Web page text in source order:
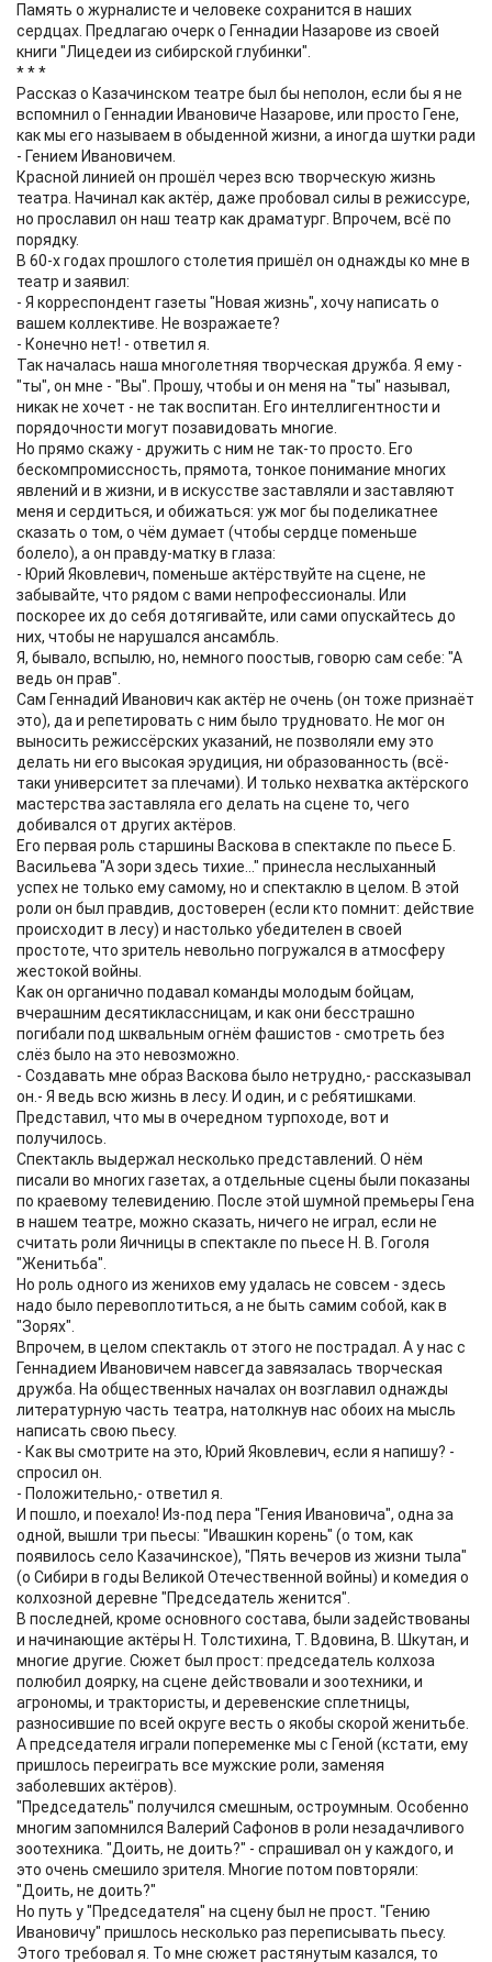
Память о журналисте и человеке сохранится в наших
сердцах. Предлагаю очерк о Геннадии Назарове из своей
книги "Лицедеи из сибирской глубинки".
* * *
Рассказ о Казачинском театре был бы неполон, если бы я не
вспомнил о Геннадии Ивановиче Назарове, или просто Гене,
как мы его называем в обыденной жизни, а иногда шутки ради
- Гением Ивановичем.
Красной линией он прошёл через всю творческую жизнь
театра. Начинал как актёр, даже пробовал силы в режиссуре,
но прославил он наш театр как драматург. Впрочем, всё по
порядку.
В 60-х годах прошлого столетия пришёл он однажды ко мне в
театр и заявил:
- Я корреспондент газеты "Новая жизнь", хочу написать о
вашем коллективе. Не возражаете?
- Конечно нет! - ответил я.
Так началась наша многолетняя творческая дружба. Я ему -
"ты", он мне - "Вы". Прошу, чтобы и он меня на "ты" называл,
никак не хочет - не так воспитан. Его интеллигентности и
порядочности могут позавидовать многие.
Но прямо скажу - дружить с ним не так-то просто. Его
бескомпромиссность, прямота, тонкое понимание многих
явлений и в жизни, и в искусстве заставляли и заставляют
меня и сердиться, и обижаться: уж мог бы поделикатнее
сказать о том, о чём думает (чтобы сердце поменьше
болело), а он правду-матку в глаза:
- Юрий Яковлевич, поменьше актёрствуйте на сцене, не
забывайте, что рядом с вами непрофессионалы. Или
поскорее их до себя дотягивайте, или сами опускайтесь до
них, чтобы не нарушался ансамбль.
Я, бывало, вспылю, но, немного поостыв, говорю сам себе: "А
ведь он прав".
Сам Геннадий Иванович как актёр не очень (он тоже признаёт
это), да и репетировать с ним было трудновато. Не мог он
выносить режиссёрских указаний, не позволяли ему это
делать ни его высокая эрудиция, ни образованность (всё-
таки университет за плечами). И только нехватка актёрского
мастерства заставляла его делать на сцене то, чего
добивался от других актёров.
Его первая роль старшины Васкова в спектакле по пьесе Б.
Васильева "А зори здесь тихие..." принесла неслыханный
успех не только ему самому, но и спектаклю в целом. В этой
роли он был правдив, достоверен (если кто помнит: действие
происходит в лесу) и настолько убедителен в своей
простоте, что зритель невольно погружался в атмосферу
жестокой войны.
Как он органично подавал команды молодым бойцам,
вчерашним десятиклассницам, и как они бесстрашно
погибали под шквальным огнём фашистов - смотреть без
слёз было на это невозможно.
- Создавать мне образ Васкова было нетрудно,- рассказывал
он.- Я ведь всю жизнь в лесу. И один, и с ребятишками.
Представил, что мы в очередном турпоходе, вот и
получилось.
Спектакль выдержал несколько представлений. О нём
писали во многих газетах, а отдельные сцены были показаны
по краевому телевидению. После этой шумной премьеры Гена
в нашем театре, можно сказать, ничего не играл, если не
считать роли Яичницы в спектакле по пьесе Н. В. Гоголя
"Женитьба".
Но роль одного из женихов ему удалась не совсем - здесь
надо было перевоплотиться, а не быть самим собой, как в
"Зорях".
Впрочем, в целом спектакль от этого не пострадал. А у нас с
Геннадием Ивановичем навсегда завязалась творческая
дружба. На общественных началах он возглавил однажды
литературную часть театра, натолкнув нас обоих на мысль
написать свою пьесу.
- Как вы смотрите на это, Юрий Яковлевич, если я напишу? -
спросил он.
- Положительно,- ответил я.
И пошло, и поехало! Из-под пера "Гения Ивановича", одна за
одной, вышли три пьесы: "Ивашкин корень" (о том, как
появилось село Казачинское), "Пять вечеров из жизни тыла"
(о Сибири в годы Великой Отечественной войны) и комедия о
колхозной деревне "Председатель женится".
В последней, кроме основного состава, были задействованы
и начинающие актёры Н. Толстихина, Т. Вдовина, В. Шкутан, и
многие другие. Сюжет был прост: председатель колхоза
полюбил доярку, на сцене действовали и зоотехники, и
агрономы, и трактористы, и деревенские сплетницы,
разносившие по всей округе весть о якобы скорой женитьбе.
А председателя играли попеременке мы с Геной (кстати, ему
пришлось переиграть все мужские роли, заменяя
заболевших актёров).
"Председатель" получился смешным, остроумным. Особенно
многим запомнился Валерий Сафонов в роли незадачливого
зоотехника. "Доить, не доить?" - спрашивал он у каждого, и
это очень смешило зрителя. Многие потом повторяли:
"Доить, не доить?"
Но путь у "Председателя" на сцену был не прост. "Гению
Ивановичу" пришлось несколько раз переписывать пьесу.
Этого требовал я. То мне сюжет растянутым казался, то